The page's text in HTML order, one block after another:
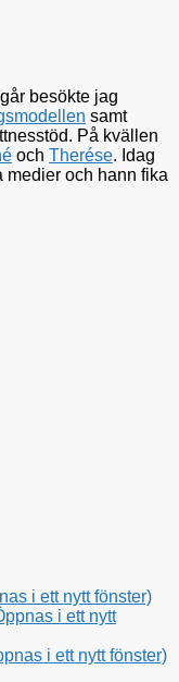
besökte jag
samt
På kvällen
och Therése. Idag
medier och hann fika
i ett nytt fönster)
i ett nytt
i ett nytt fönster)